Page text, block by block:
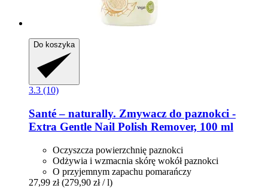
Do koszyka
3.3 (10)
Santé – naturally. Zmywacz do paznokci -​
Extra Gentle Nail Polish Remover, 100 ml
Oczyszcza powierzchnię paznokci
Odżywia i wzmacnia skórę wokół paznokci
O przyjemnym zapachu pomarańczy
27,99 zł (279,90 zł / l)